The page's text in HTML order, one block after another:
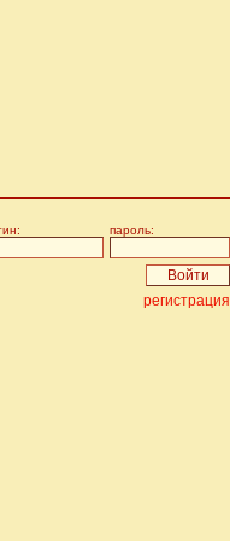
пароль:
регистрация